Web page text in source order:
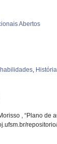
Abertos
habilidades, História
, “Plano de